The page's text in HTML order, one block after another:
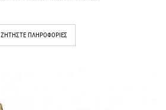
ΖΗΤΉΣΤΕ ΠΛΗΡΟΦΟΡΊΕΣ